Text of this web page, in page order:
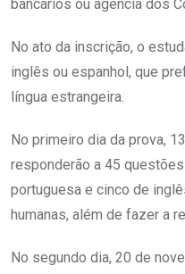
bancários ou agência dos
No ato da inscrição, o
inglês ou espanhol, que
língua estrangeira.
No primeiro dia da prova,
responderão a 45
portuguesa e cinco de
humanas, além de fazer a
No segundo dia, 20 de